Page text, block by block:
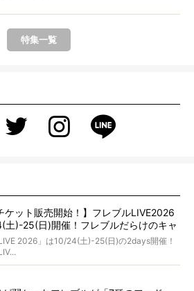
特集一覧
ケット販売開始！】フレブルLIVE2026
土)-25(日)開催！フレブルだらけのキャ
祭・バスプランも新登場!?
LIVE 2026」は10/24(土)-25(日)の2days開催！